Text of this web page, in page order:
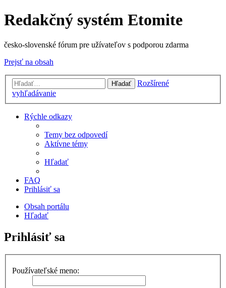
Redakčný systém Etomite
česko-slovenské fórum pre užívateľov s podporou zdarma
Prejsť na obsah
Hľadať
Rozšírené
vyhľadávanie
Rýchle odkazy
Temy bez odpovedí
Aktívne témy
Hľadať
FAQ
Prihlásiť sa
Obsah portálu
Hľadať
Prihlásiť sa
Používateľské meno: